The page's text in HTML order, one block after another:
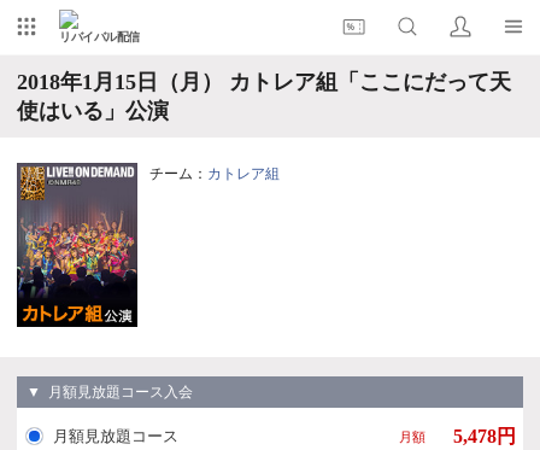
リバイバル配信
2018年1月15日（月） カトレア組「ここにだって天
使はいる」公演
チーム： カトレア組
▼ 月額見放題コース入会
月額見放題コース 月額 5,478円